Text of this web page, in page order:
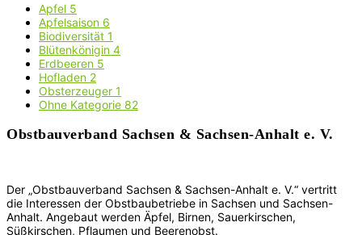
Apfel 5
Apfelsaison 6
Biodiversität 1
Blütenkönigin 4
Erdbeeren 5
Hofladen 2
Obsterzeuger 1
Ohne Kategorie 82
Obstbauverband Sachsen & Sachsen-Anhalt e. V.
Der „Obstbauverband Sachsen & Sachsen-Anhalt e. V.“ vertritt
die Interessen der Obstbaubetriebe in Sachsen und Sachsen-
Anhalt. Angebaut werden Äpfel, Birnen, Sauerkirschen,
Süßkirschen, Pflaumen und Beerenobst.